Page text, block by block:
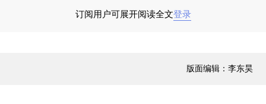
想告诉人们，我们面临的形势与过去三年截然不
一、从需求侧约束转向供给侧约束
订阅用户可展开阅读全文登录
版面编辑：李东昊